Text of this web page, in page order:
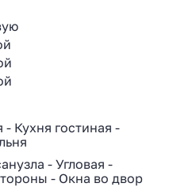
- Кухня гостиная -
- Угловая -
- Окна во двор